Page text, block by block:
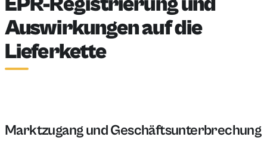
Auswirkungen auf die
Lieferkette
Marktzugang und Geschäftsunterbrechung